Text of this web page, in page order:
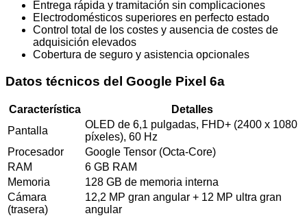
Entrega rápida y tramitación sin complicaciones
Electrodomésticos superiores en perfecto estado
Control total de los costes y ausencia de costes de
adquisición elevados
Cobertura de seguro y asistencia opcionales
Datos técnicos del Google Pixel 6a
Característica
Detalles
Pantalla
OLED de 6,1 pulgadas, FHD+ (2400 x 1080
píxeles), 60 Hz
Procesador
Google Tensor (Octa-Core)
RAM
6 GB RAM
Memoria
128 GB de memoria interna
Cámara
(trasera)
12,2 MP gran angular + 12 MP ultra gran
angular